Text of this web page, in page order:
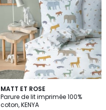
MATT ET ROSE
Parure de lit imprimée 100%
coton, KENYA